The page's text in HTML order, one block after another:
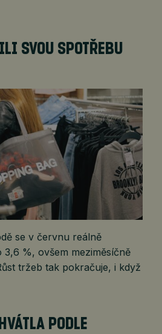
SVOU SPOTŘEBU
se v červnu reálně
%, ovšem meziměsíčně
tržeb tak pokračuje, i když
PODLE